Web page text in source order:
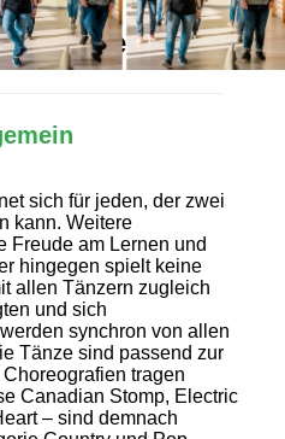
auf einen Blick
sich für jeden, der zwei
kann. Weitere
Freude am Lernen und
hingegen spielt keine
allen Tänzern zugleich
und sich
synchron von allen
Tänze sind passend zur
tragen
Canadian Stomp, Electric
– sind demnach